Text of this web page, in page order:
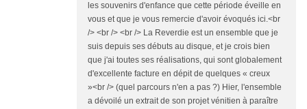
les souvenirs d'enfance que cette période éveille en
vous et que je vous remercie d'avoir évoqués ici.<br
/> <br /> <br /> La Reverdie est un ensemble que je
suis depuis ses débuts au disque, et je crois bien
que j'ai toutes ses réalisations, qui sont globalement
d'excellente facture en dépit de quelques « creux
»<br /> (quel parcours n'en a pas ?) Hier, l'ensemble
a dévoilé un extrait de son projet vénitien à paraître